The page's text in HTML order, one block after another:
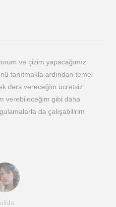
ve çizim yapacağımız
tanıtmakla ardından temel
ders vereceğim ücretsiz
verebileceğim gibi daha
da çalışabilirim